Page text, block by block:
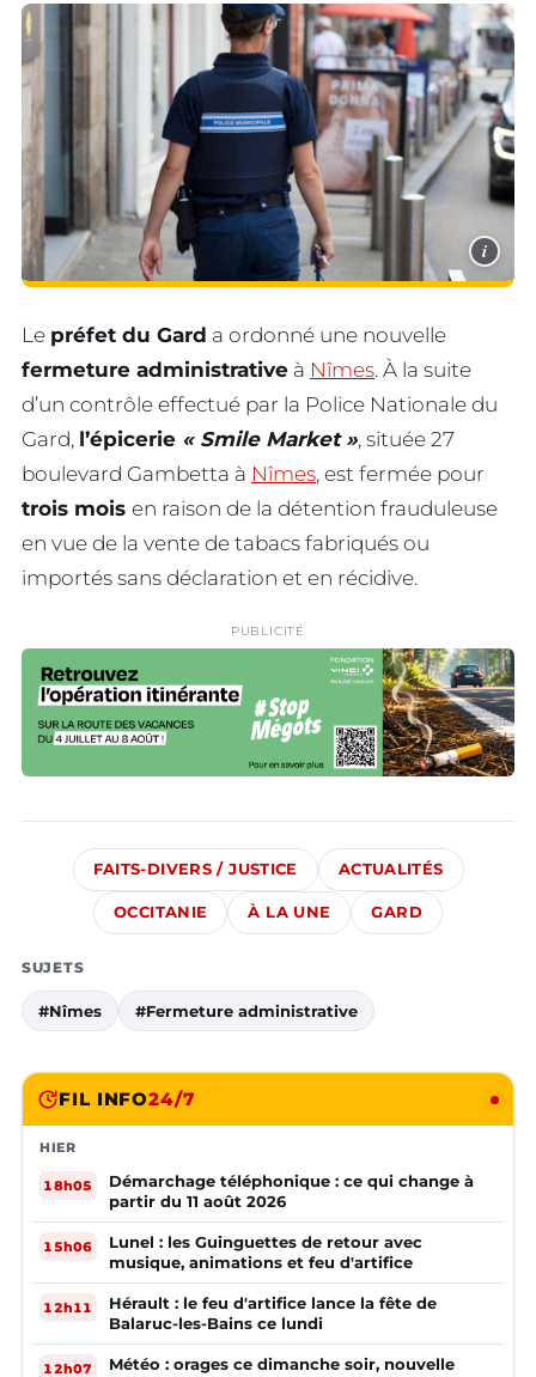
i
Le préfet du Gard a ordonné une nouvelle
fermeture administrative à Nîmes. À la suite
d’un contrôle effectué par la Police Nationale du
Gard, l’épicerie « Smile Market », située 27
boulevard Gambetta à Nîmes, est fermée pour
trois mois en raison de la détention frauduleuse
en vue de la vente de tabacs fabriqués ou
importés sans déclaration et en récidive.
PUBLICITÉ
FAITS-DIVERS / JUSTICE ACTUALITÉS
OCCITANIE À LA UNE GARD
SUJETS
#Nîmes #Fermeture administrative
FIL INFO24/7
HIER
18h05
Démarchage téléphonique : ce qui change à
partir du 11 août 2026
15h06
Lunel : les Guinguettes de retour avec
musique, animations et feu d'artifice
12h11
Hérault : le feu d'artifice lance la fête de
Balaruc-les-Bains ce lundi
12h07
Météo : orages ce dimanche soir, nouvelle